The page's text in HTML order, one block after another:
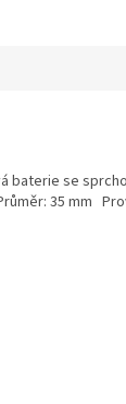
baterie se
35 mm